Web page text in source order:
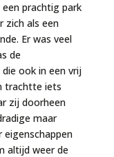
prachtig park
zich als een
Er was veel
de
ook in een vrij
trachtte iets
zij doorheen
maar
altijd weer de